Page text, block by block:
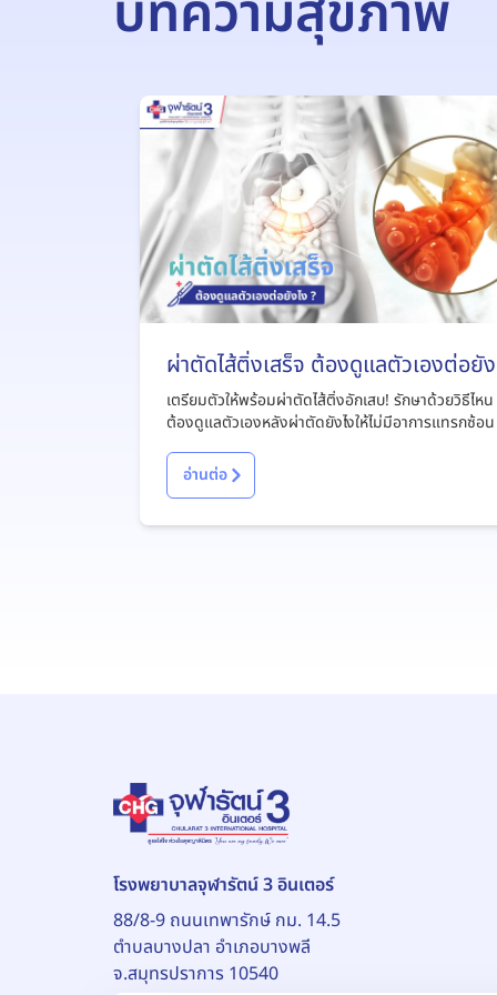
ผ่าตัดไส้ติ่งเสร็จ ต้องดูแลตัวเองต่อยัง
?
เตรียมตัวให้พร้อมผ่าตัดไส้ติ่งอักเสบ! รักษาด้วยวิธีไหน
ต้องดูแลตัวเองหลังผ่าตัดยังไงให้ไม่มีอาการแทรกซ้อน
อ่านต่อ
โรงพยาบาลจุฬารัตน์ 3 อินเตอร์
88/8-9 ถนนเทพารักษ์ กม. 14.5
ตำบลบางปลา อำเภอบางพลี
จ.สมุทรปราการ 10540